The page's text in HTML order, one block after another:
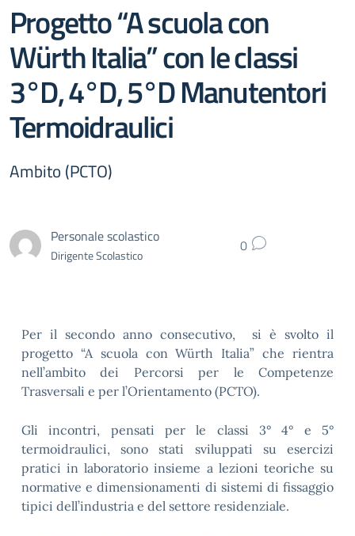
Progetto “A scuola con
Würth Italia” con le classi
3°D, 4°D, 5°D Manutentori
Termoidraulici
Ambito (PCTO)
Personale scolastico
Dirigente Scolastico 0
Per il secondo anno consecutivo, si è svolto il
progetto “A scuola con Würth Italia” che rientra
nell’ambito dei Percorsi per le Competenze
Trasversali e per l’Orientamento (PCTO).
Gli incontri, pensati per le classi 3° 4° e 5°
termoidraulici, sono stati sviluppati su esercizi
pratici in laboratorio insieme a lezioni teoriche su
normative e dimensionamenti di sistemi di fissaggio
tipici dell’industria e del settore residenziale.